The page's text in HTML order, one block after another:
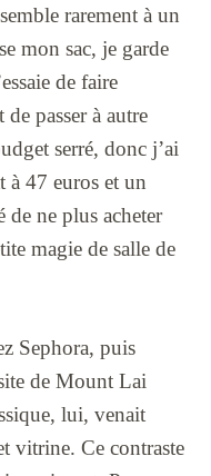
rarement à un
mon sac, je garde
de faire
passer à autre
serré, donc j’ai
à 47 euros et un
de ne plus acheter
magie de salle de
Sephora, puis
de Mount Lai
lui, venait
vitrine. Ce contraste